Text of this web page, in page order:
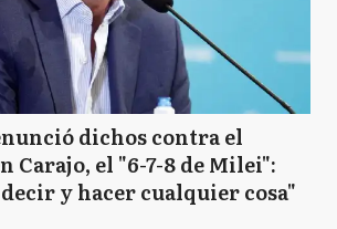
dichos contra el
Carajo, el "6-7-8 de Milei":
decir y hacer cualquier cosa"